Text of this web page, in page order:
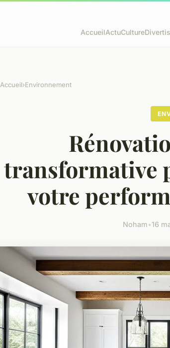
AccueilActuCulture
Accueil›Environnement
transformative
votre
Noham•16